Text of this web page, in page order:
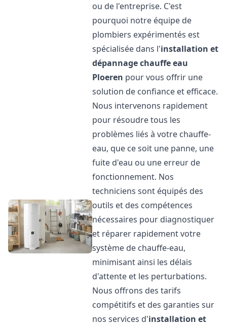
ou de l'entreprise. C'est
pourquoi notre équipe de
plombiers expérimentés est
spécialisée dans l'installation et
dépannage chauffe eau
Ploeren pour vous offrir une
solution de confiance et efficace.
Nous intervenons rapidement
pour résoudre tous les
problèmes liés à votre chauffe-
eau, que ce soit une panne, une
fuite d'eau ou une erreur de
fonctionnement. Nos
techniciens sont équipés des
outils et des compétences
nécessaires pour diagnostiquer
et réparer rapidement votre
système de chauffe-eau,
minimisant ainsi les délais
d'attente et les perturbations.
Nous offrons des tarifs
compétitifs et des garanties sur
nos services d'installation et